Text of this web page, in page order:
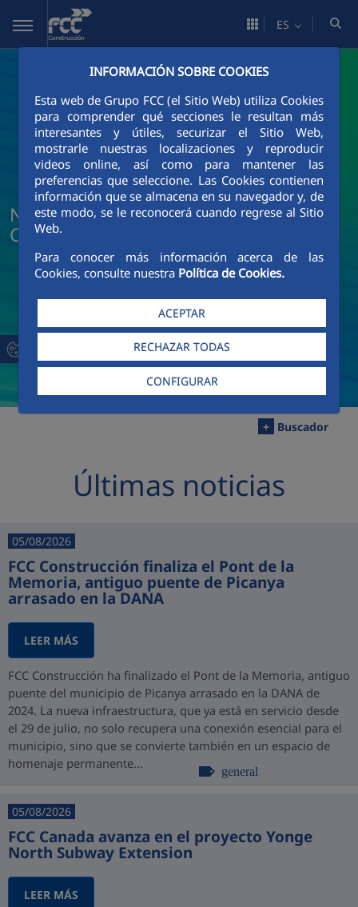
Saltar al contenido principal
INFORMACIÓN SOBRE COOKIES
Esta web de Grupo FCC (el Sitio Web) utiliza Cookies
para comprender qué secciones le resultan más
interesantes y útiles, securizar el Sitio Web,
mostrarle nuestras localizaciones y reproducir
videos online, así como para mantener las
preferencias que seleccione. Las Cookies contienen
información que se almacena en su navegador y, de
este modo, se le reconocerá cuando regrese al Sitio
Web.
Para conocer más información acerca de las
Cookies, consulte nuestra Política de Cookies.
ACEPTAR
RECHAZAR TODAS
CONFIGURAR
ES
Noticias y actualidad de FCC
Construcción
+ Buscador
Últimas noticias
05/08/2026
FCC Construcción finaliza el Pont de la
Memoria, antiguo puente de Picanya
arrasado en la DANA
LEER MÁS
FCC Construcción ha finalizado el Pont de la Memoria, antiguo
puente del municipio de Picanya arrasado en la DANA de
2024. La nueva infraestructura, que ya está en servicio desde
el 29 de julio, no solo recupera una conexión esencial para el
municipio, sino que se convierte también en un espacio de
homenaje permanente...
general
05/08/2026
FCC Canada avanza en el proyecto Yonge
North Subway Extension
LEER MÁS